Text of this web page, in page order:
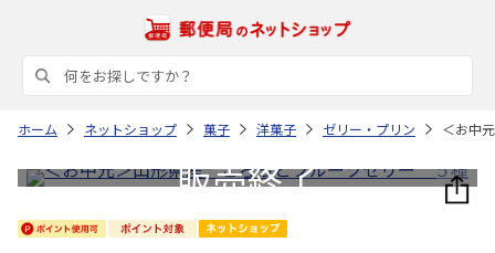
ホーム ネットショップ 菓子 洋菓子 ゼリー・プリン ＜お中